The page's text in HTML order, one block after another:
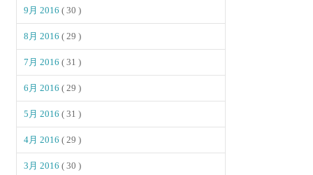
9月 2016( 30 )
8月 2016( 29 )
7月 2016( 31 )
6月 2016( 29 )
5月 2016( 31 )
4月 2016( 29 )
3月 2016( 30 )